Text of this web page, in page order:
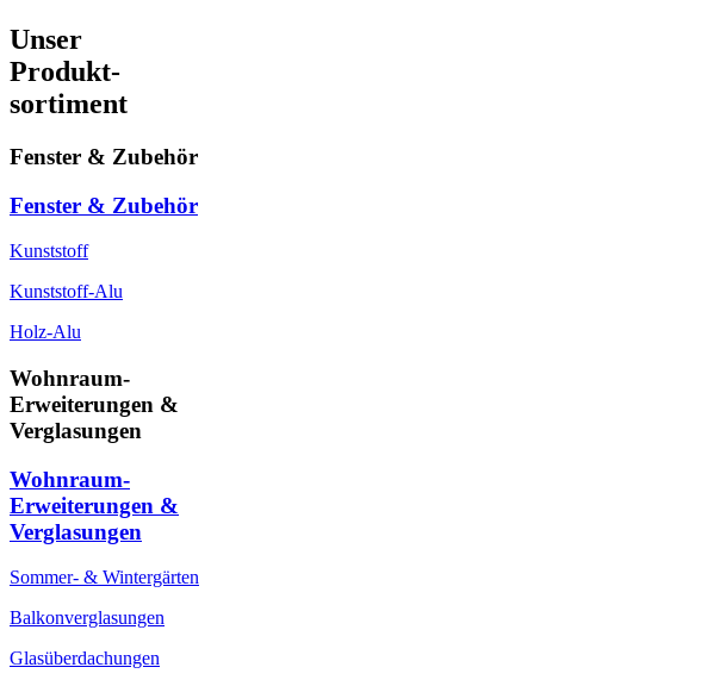
Unser
Produkt-
sortiment
Fenster & Zubehör
Fenster & Zubehör
Kunststoff
Kunststoff-Alu
Holz-Alu
Wohnraum-
Erweiterungen &
Verglasungen
Wohnraum-
Erweiterungen &
Verglasungen
Sommer- & Wintergärten
Balkonverglasungen
Glasüberdachungen